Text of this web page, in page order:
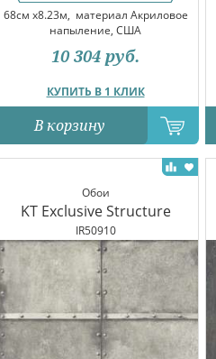
68см x8.23м, материал Акриловое
напыление, США
КУПИТЬ В 1 КЛИК
10 304 руб.
В корзину
Обои
KT Exclusive Structure
IR50910